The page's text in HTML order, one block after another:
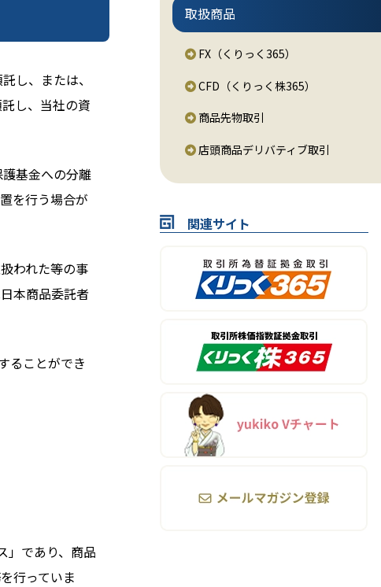
し、または、
し、当社の資
基金への分離
を行う場合が
われた等の事
本商品委託者
ることができ
」であり、商品
行っていま
取扱商品
FX（くりっく365）
CFD（くりっく株365）
商品先物取引
店頭商品デリバティブ取引
関連サイト